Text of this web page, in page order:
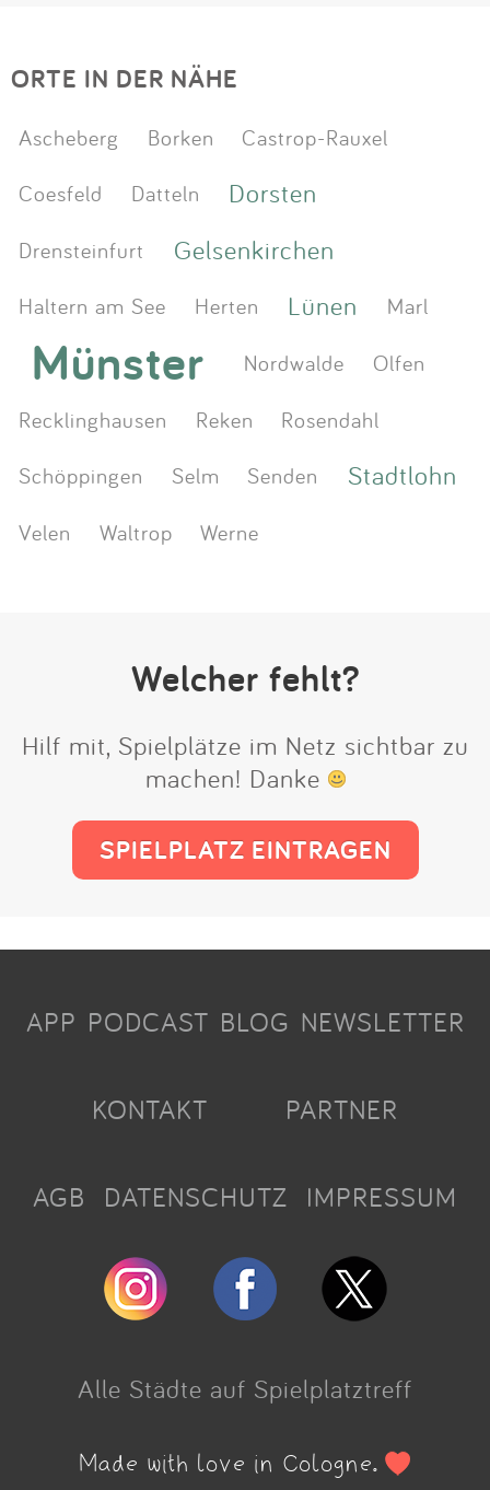
ORTE IN DER NÄHE
Ascheberg Borken
Castrop-Rauxel
Coesfeld
Datteln Dorsten
Drensteinfurt Gelsenkirchen
Haltern am See Herten Lünen Marl
Münster Nordwalde
Olfen
Recklinghausen
Reken
Rosendahl
Schöppingen
Selm Senden Stadtlohn
Velen Waltrop Werne
Welcher fehlt?
Hilf mit, Spielplätze im Netz sichtbar zu
machen! Danke
SPIELPLATZ EINTRAGEN
APP PODCAST BLOG NEWSLETTER
KONTAKT PARTNER
AGB DATENSCHUTZ IMPRESSUM
Alle Städte auf Spielplatztreff
Made with love in Cologne.